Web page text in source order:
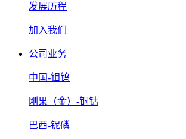
发展历程
加入我们
公司业务
中国-钼钨
刚果（金）-铜钴
巴西-铌磷